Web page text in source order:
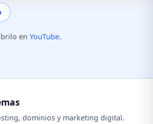
en YouTube.
dominios y marketing digital.